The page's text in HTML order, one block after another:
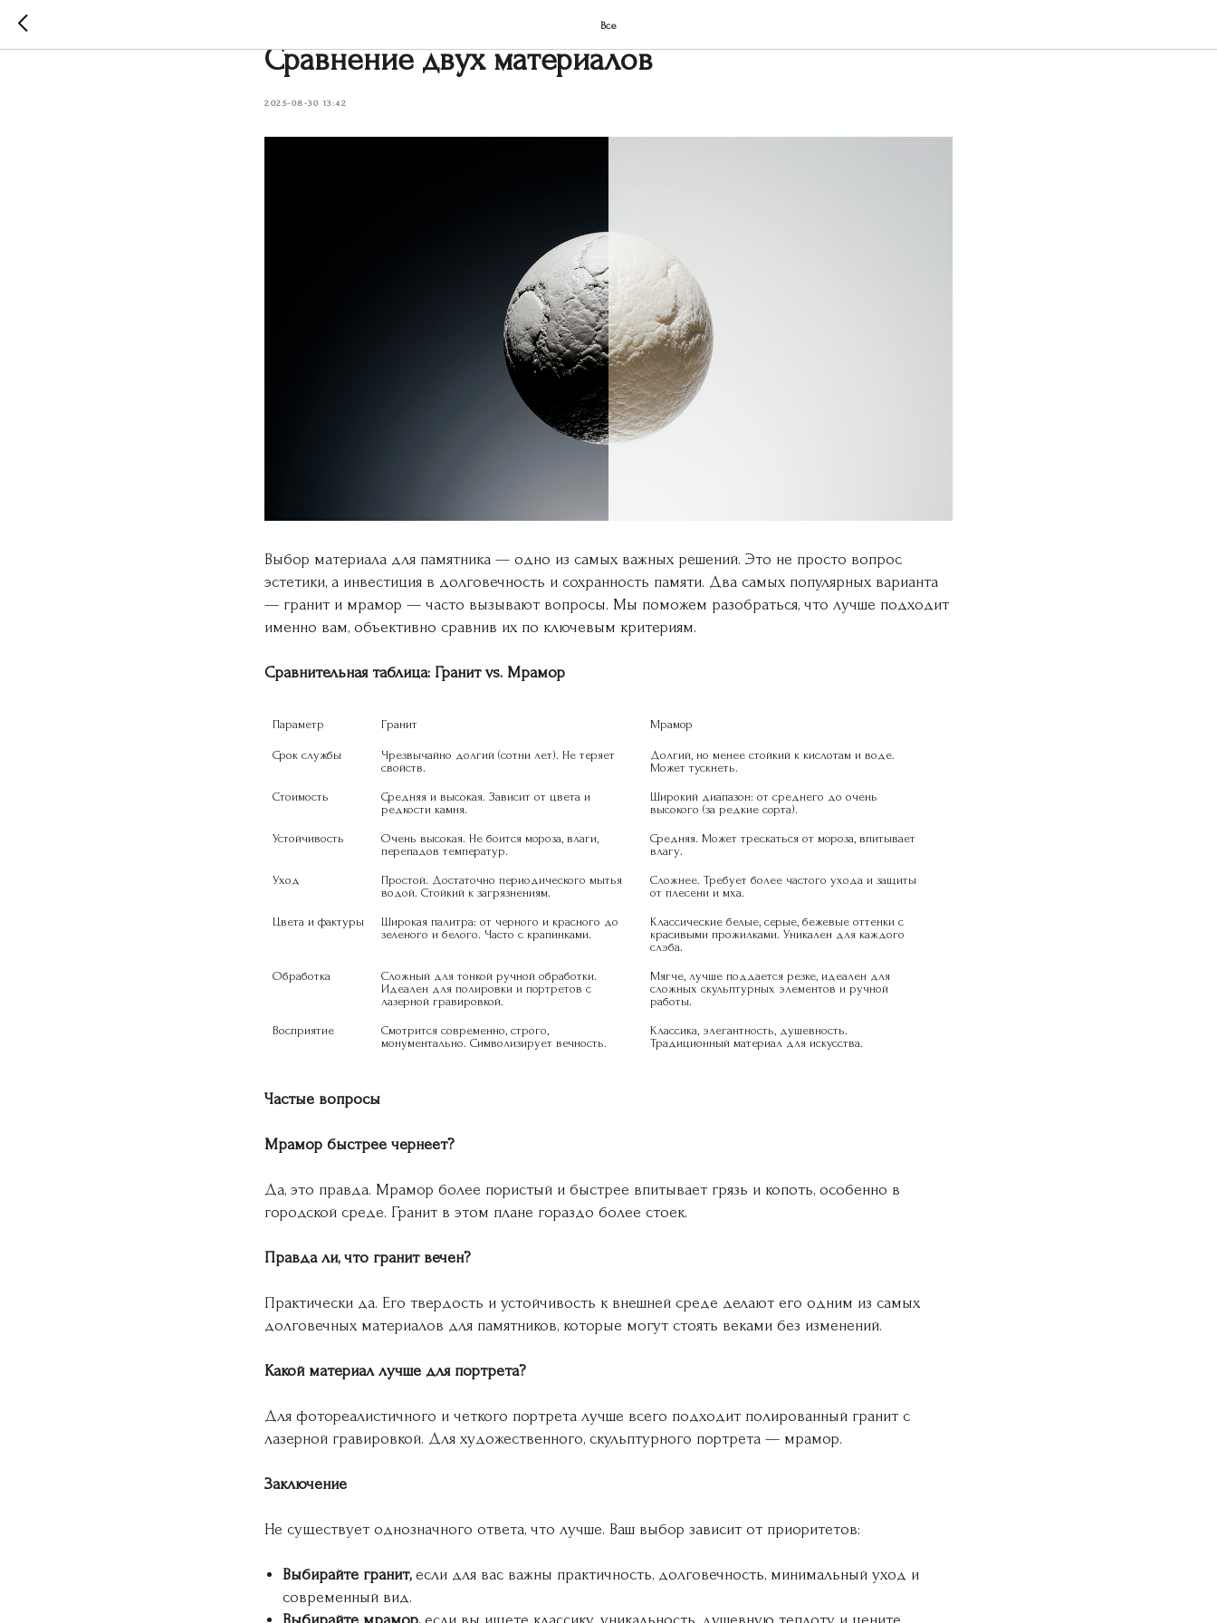
Все
Гранит или мрамор: какой памятник выбрать?
Сравнение двух материалов
2025-08-30 13:42
Выбор материала для памятника — одно из самых важных решений. Это не просто вопрос
эстетики, а инвестиция в долговечность и сохранность памяти. Два самых популярных варианта
— гранит и мрамор — часто вызывают вопросы. Мы поможем разобраться, что лучше подходит
именно вам, объективно сравнив их по ключевым критериям.
Сравнительная таблица: Гранит vs. Мрамор
Параметр Гранит Мрамор
Срок службы
Чрезвычайно долгий (сотни лет). Не теряет
свойств.
Долгий, но менее стойкий к кислотам и воде.
Может тускнеть.
Стоимость
Средняя и высокая. Зависит от цвета и
редкости камня.
Широкий диапазон: от среднего до очень
высокого (за редкие сорта).
Устойчивость
Очень высокая. Не боится мороза, влаги,
перепадов температур.
Средняя. Может трескаться от мороза, впитывает
влагу.
Уход
Простой. Достаточно периодического мытья
водой. Стойкий к загрязнениям.
Сложнее. Требует более частого ухода и защиты
от плесени и мха.
Цвета и фактуры
Широкая палитра: от черного и красного до
зеленого и белого. Часто с крапинками.
Классические белые, серые, бежевые оттенки с
красивыми прожилками. Уникален для каждого
слэба.
Обработка
Сложный для тонкой ручной обработки.
Идеален для полировки и портретов с
лазерной гравировкой.
Мягче, лучше поддается резке, идеален для
сложных скульптурных элементов и ручной
работы.
Восприятие
Смотрится современно, строго,
монументально. Символизирует вечность.
Классика, элегантность, душевность.
Традиционный материал для искусства.
Частые вопросы
Мрамор быстрее чернеет?
Да, это правда. Мрамор более пористый и быстрее впитывает грязь и копоть, особенно в
городской среде. Гранит в этом плане гораздо более стоек.
Правда ли, что гранит вечен?
Практически да. Его твердость и устойчивость к внешней среде делают его одним из самых
долговечных материалов для памятников, которые могут стоять веками без изменений.
Какой материал лучше для портрета?
Для фотореалистичного и четкого портрета лучше всего подходит полированный гранит с
лазерной гравировкой. Для художественного, скульптурного портрета — мрамор.
Заключение
Не существует однозначного ответа, что лучше. Ваш выбор зависит от приоритетов:
Выбирайте гранит,если для вас важны практичность, долговечность, минимальный уход и
современный вид.